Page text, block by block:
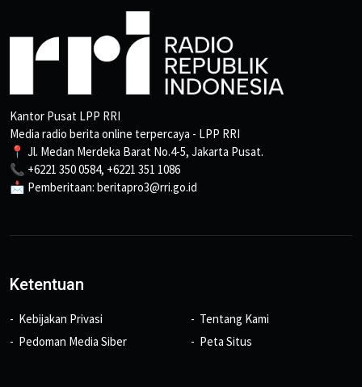
Kantor Pusat LPP RRI
Media radio berita online terpercaya - LPP RRI
📍 Jl. Medan Merdeka Barat No.4-5, Jakarta Pusat.
📞 +6221 350 0584, +6221 351 1086
📩 Pemberitaan: beritapro3@rri.go.id
Ketentuan
Kebijakan Privasi
Pedoman Media Siber
Tentang Kami
Peta Situs